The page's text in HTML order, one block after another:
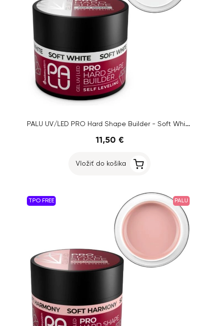
PALU UV/LED PRO Hard Shape Builder - Soft White, 45g
11,50 €
Vložiť do košíka
TPO FREE PALU